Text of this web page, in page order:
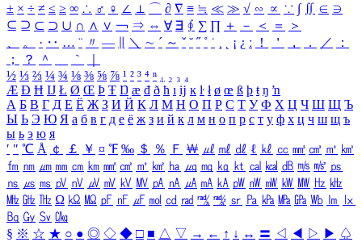
± × ÷ ≠ ≤ ≥ ∞ ∴ ♂ ♀ ∠ ⊥ ⌒ ∂ ∇ ≡ ≒ ≪ ≫ √ ∽ ∝ ∵ ∫ ∬ ∈ ∋
⊆ ⊇ ⊂ ⊃ ∪ ∩ ∧ ∨ ￢ ⇒ ⇔ ∀ ∃ ∮ ∑ ∏ ＋ － ＜ ＝
＞
、
。 · ‥ … ¨ 〃 ― ＼ ∼ ´ ～ ˇ ˘ ˝ ˚ ˙ ¸ ¡ ¿ ː ！ ＇ ， ． ／
：
；
？ ＾ ｀
½ ⅓ ⅔ ¼ ¾ ⅛ ⅜ ⅝ ⅞ ¹ ² ³ ⁴ ⁿ ₁ ₂ ₃ ₄
Æ Ð Ħ Ĳ Ł Ø Œ Þ Ŧ Ŋ æ đ ð ħ ı ĳ ĸ ŀ ł ø œ ß þ ŧ ŋ ŉ
А Б В Г Д Е Ё Ж З И Й К Л М Н О П Р С Т У Ф Х Ц Ч Ш Щ Ъ
Ы Ь Э Ю Я а б в г д е ё ж з и й к л м н о п р с т у ф х ц ч ш щ ъ
ы ь э ю я
′ ″ ℃ Å ￠ ￡ ￥ ¤ ℉ ‰ ＄ ％ Ｆ ￦ ㎕ ㎖ ㎗ ℓ ㎘ ㏄ ㎣ ㎤ ㎥ ㎦
㎙ ㎚ ㎛ ㎜ ㎝ ㎞ ㎟ ㎠ ㎡ ㎢ ㏊ ㎍ ㎎ ㎏ ㏏ ㎈ ㎉ ㏈ ㎧ ㎨ ㎰
㎱ ㎲ ㎳ ㎴ ㎵ ㎶ ㎷ ㎸ ㎹ ㎀ ㎁ ㎂ ㎃ ㎄ ㎺ ㎻ ㎽ ㎾ ㎿ ㎐ ㎑
㎒ ㎓ ㎔ Ω ㏀ ㏁ ㎊ ㎋ ㎌ ㏖ ㏅ ㎭ ㎮ ㎯ ㏛ ㎩ ㎪ ㎫ ㎬ ㏝ ㏐
㏓
㏃ ㏉ ㏜ ㏆
§ ※ ☆ ★ ○ ● ◎ ◇ ◆ □ ■ △ ▽ → ← ↑ ↓ ↔ 〓 ◁ ◀ ▷ ▶ ♤